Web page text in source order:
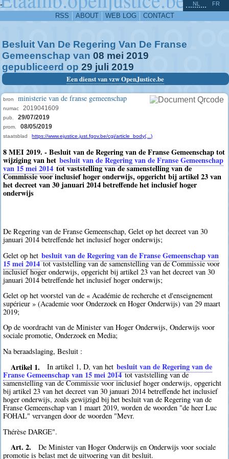
-
RSS ABOUT WEB LOG CONTACT
NL FR
Besluit Van De Regering Van De Franse
Gemeenschap van 08 mei 2019
gepubliceerd op 29 juli 2019
Een dienst van vzw OpenJustice.be
bron ministerie van de franse gemeenschap
numac 2019041609
pub. 29/07/2019
prom. 08/05/2019
staatsblad https://www.ejustice.just.fgov.be/cgi/article_body(...)
8 MEI 2019. - Besluit van de Regering van de Franse Gemeenschap tot
wijziging van het besluit van de Regering van de Franse Gemeenschap
van 15 mei 2014 tot vaststelling van de samenstelling van de
Commissie voor inclusief hoger onderwijs, opgericht bij artikel 23 van
het decreet van 30 januari 2014 betreffende het inclusief hoger
onderwijs
De Regering van de Franse Gemeenschap, Gelet op het decreet van 30
januari 2014 betreffende het inclusief hoger onderwijs;
Gelet op het besluit van de Regering van de Franse Gemeenschap van
15 mei 2014tot vaststelling van de samenstelling van de Commissie voor
inclusief hoger onderwijs, opgericht bij artikel 23 van het decreet van 30
januari 2014 betreffende het inclusief hoger onderwijs;
Gelet op het voorstel van de « Académie de recherche et d'enseignement
supérieur » (Academie voor Onderzoek en Hoger Onderwijs) van 29 maart
2019;
Op de voordracht van de Minister van Hoger Onderwijs, Onderwijs voor
sociale promotie, Onderzoek en Media;
Na beraadslaging, Besluit :
Artikel 1. In artikel 1, D, van het besluit van de Regering van de
Franse Gemeenschap van 15 mei 2014tot vaststelling van de
samenstelling van de Commissie voor inclusief hoger onderwijs, opgericht
bij artikel 23 van het decreet van 30 januari 2014 betreffende het inclusief
hoger onderwijs, zoals gewijzigd bij het besluit van de Regering van de
Franse Gemeenschap van 1 maart 2019, worden de woorden "de heer Luc
FOHAL" vervangen door de woorden "Mevr.
Thérèse DARGE".
Art. 2.
De Minister van Hoger Onderwijs en Onderwijs voor sociale
promotie is belast met de uitvoering van dit besluit.
^